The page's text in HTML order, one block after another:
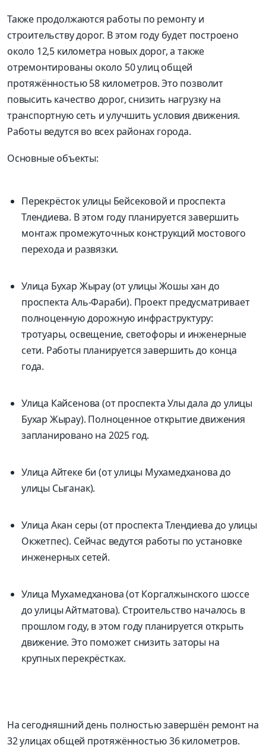
Также продолжаются работы по ремонту и
строительству дорог. В этом году будет построено
около 12,5 километра новых дорог, а также
отремонтированы около 50 улиц общей
протяжённостью 58 километров. Это позволит
повысить качество дорог, снизить нагрузку на
транспортную сеть и улучшить условия движения.
Работы ведутся во всех районах города.
Основные объекты:
Перекрёсток улицы Бейсековой и проспекта
Тлендиева. В этом году планируется завершить
монтаж промежуточных конструкций мостового
перехода и развязки.
Улица Бухар Жырау (от улицы Жошы хан до
проспекта Аль-Фараби). Проект предусматривает
полноценную дорожную инфраструктуру:
тротуары, освещение, светофоры и инженерные
сети. Работы планируется завершить до конца
года.
Улица Кайсенова (от проспекта Улы дала до улицы
Бухар Жырау). Полноценное открытие движения
запланировано на 2025 год.
Улица Айтеке би (от улицы Мухамедханова до
улицы Сыганак).
Улица Акан серы (от проспекта Тлендиева до улицы
Окжетпес). Сейчас ведутся работы по установке
инженерных сетей.
Улица Мухамедханова (от Коргалжынского шоссе
до улицы Айтматова). Строительство началось в
прошлом году, в этом году планируется открыть
движение. Это поможет снизить заторы на
крупных перекрёстках.
На сегодняшний день полностью завершён ремонт на
32 улицах общей протяжённостью 36 километров.